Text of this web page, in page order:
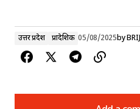
उत्तर प्रदेश प्रादेशिक 05/08/2025by